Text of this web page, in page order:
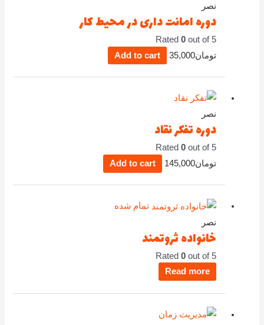
نصر
دوره امانت داری در محیط کار
Rated0 out of 5
تومان35,000
Add to cart
نصر
دوره تفکر نقاد
Rated0 out of 5
تومان145,000
Add to cart
تمام شده
نصر
خانواده ثروتمند
Rated0 out of 5
Read more